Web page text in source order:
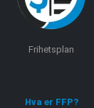
Frihetsplan
Hva er FFP?